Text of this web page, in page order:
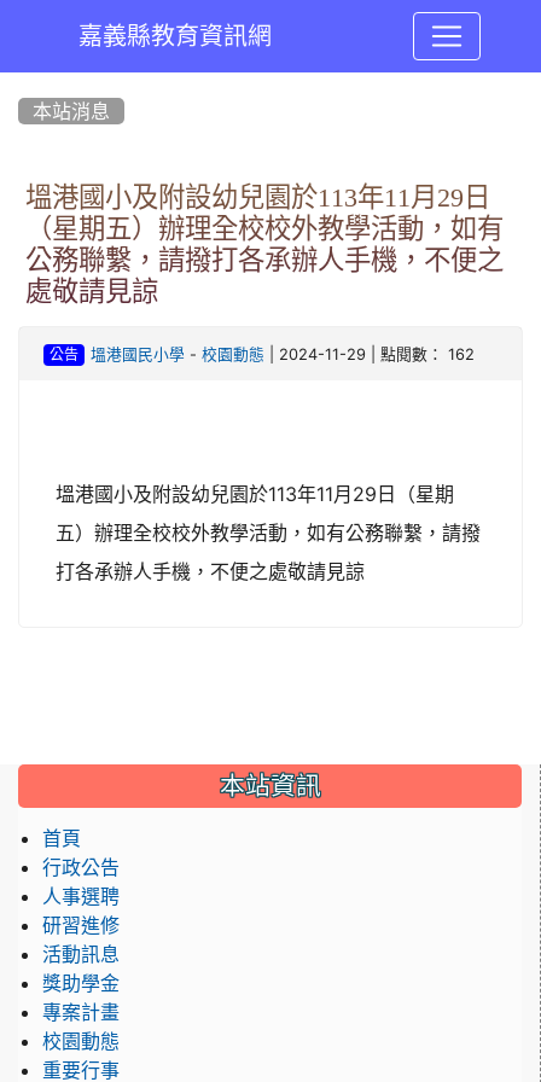
嘉義縣教育資訊網
本站消息
塭港國小及附設幼兒園於113年11月29日
（星期五）辦理全校校外教學活動，如有
公務聯繫，請撥打各承辦人手機，不便之
處敬請見諒
公告 塭港國民小學- 校園動態 | 2024-11-29 | 點閱數： 162
塭港國小及附設幼兒園於113年11月29日（星期
五）辦理全校校外教學活動，如有公務聯繫，請撥
打各承辦人手機，不便之處敬請見諒
::: 本站資訊
首頁
行政公告
人事選聘
研習進修
活動訊息
獎助學金
專案計畫
校園動態
重要行事